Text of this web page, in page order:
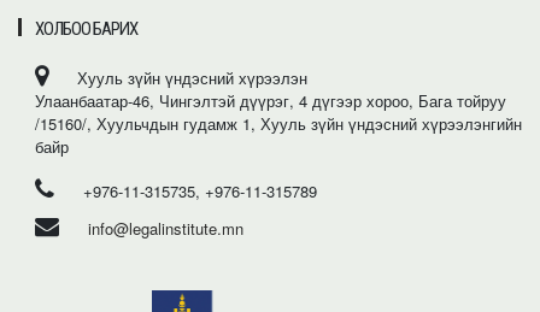
ХОЛБОО БАРИХ
Хууль зүйн үндэсний хүрээлэн
Улаанбаатар-46, Чингэлтэй дүүрэг, 4 дүгээр хороо, Бага тойруу
/15160/, Хуульчдын гудамж 1, Хууль зүйн үндэсний хүрээлэнгийн
байр
+976-11-315735, +976-11-315789
info@legalinstitute.mn